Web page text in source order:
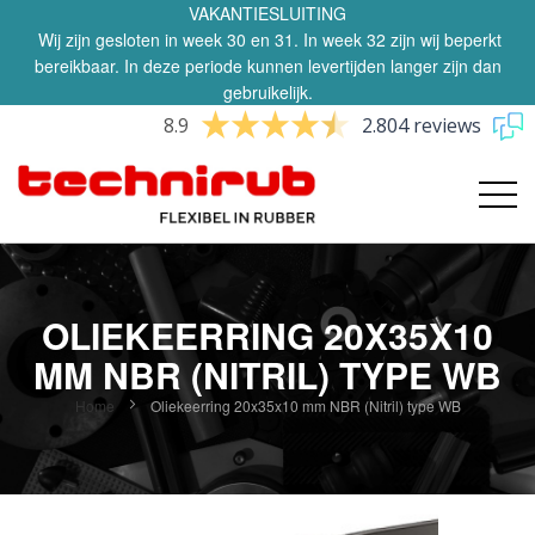
VAKANTIESLUITING
Wij zijn gesloten in week 30 en 31. In week 32 zijn wij beperkt
bereikbaar. In deze periode kunnen levertijden langer zijn dan
gebruikelijk.
8.9 2.804 reviews
OLIEKEERRING 20X35X10
MM NBR (NITRIL) TYPE WB
Home Oliekeerring 20x35x10 mm NBR (Nitril) type WB